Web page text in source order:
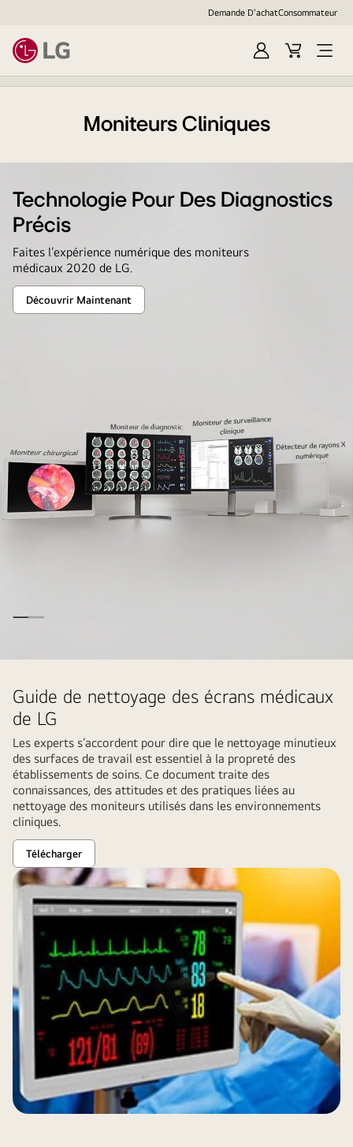
Demande D'achatConsommateur
Ouvrir
session
Cart
Open
Menu
Moniteurs Cliniques
black
basic
image
Technologie Pour Des Diagnostics
Précis
Faites l’expérience numérique des moniteurs
médicaux 2020 de LG.
Technologie
Pour
Découvrir Maintenant
Guide de nettoyage des écrans médicaux
de LG
Les experts s’accordent pour dire que le nettoyage minutieux
des surfaces de travail est essentiel à la propreté des
établissements de soins. Ce document traite des
connaissances, des attitudes et des pratiques liées au
nettoyage des moniteurs utilisés dans les environnements
cliniques.
Télécharger